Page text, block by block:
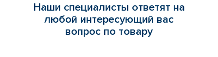
Наши специалисты ответят на
любой интересующий вас
вопрос по товару